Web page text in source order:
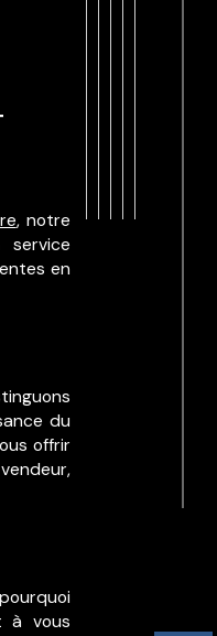
, notre
en
du
offrir
à vous